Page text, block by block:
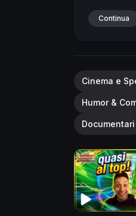
made for
Continua
Cinema e
Humor &
Documentari